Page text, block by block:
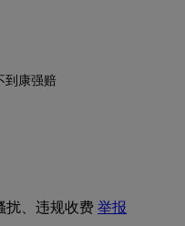
到康强赔
扰、违规收费举报